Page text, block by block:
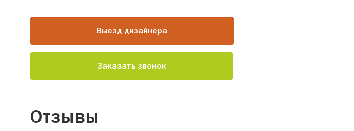
Выезд дизайнера
Заказать звонок
Отзывы